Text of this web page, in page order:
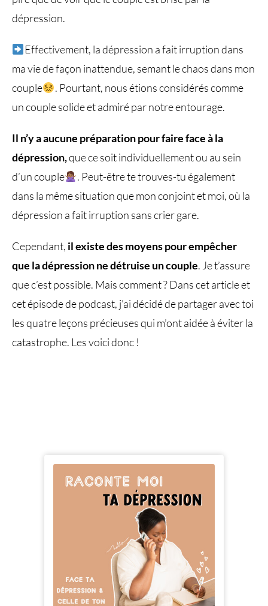
dépression.
Effectivement, la dépression a fait irruption dans
ma vie de façon inattendue, semant le chaos dans mon
couple
. Pourtant, nous étions considérés comme
un couple solide et admiré par notre entourage.
Il n’y a aucune préparation pour faire face à la
dépression,que ce soit individuellement ou au sein
d’un couple
. Peut-être te trouves-tu également
dans la même situation que mon conjoint et moi, où la
dépression a fait irruption sans crier gare.
Cependant, il existe des moyens pour empêcher
que la dépression ne détruise un couple. Je t’assure
que c’est possible. Mais comment ? Dans cet article et
cet épisode de podcast, j’ai décidé de partager avec toi
les quatre leçons précieuses qui m’ont aidée à éviter la
catastrophe. Les voici donc !